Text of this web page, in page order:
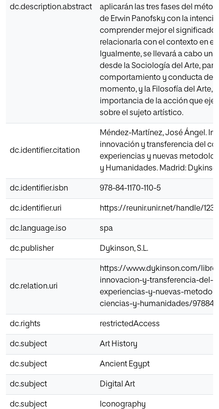
dc.description.abstract
aplicarán las tres fases del
de Erwin Panofsky con la
comprender mejor el significado
relacionarla con el contexto en el
Igualmente, se llevará a cabo
desde la Sociología del Arte,
comportamiento y conducta de
momento, y la Filosofía del Arte,
importancia de la acción que
sobre el sujeto artístico.
dc.identifier.citation
Méndez-Martínez, José Ángel.
innovación y transferencia del
experiencias y nuevas
y Humanidades. Madrid:
dc.identifier.isbn 978-84-1170-110-5
dc.identifier.uri https://reunir.unir.net/handle/
dc.language.iso spa
dc.publisher Dykinson, S.L.
dc.relation.uri
https://www.dykinson.com/
innovacion-y-transferencia-del-
experiencias-y-nuevas-
ciencias-y-humanidades/
dc.rights restrictedAccess
dc.subject Art History
dc.subject Ancient Egypt
dc.subject Digital Art
dc.subject Iconography